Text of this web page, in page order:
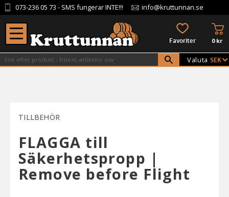
Meny
073-236 05 73 - SMS fungerar INTE!!! info@kruttunnan.se
FAVORITER 0kr
Valuta
TILLBEHÖR
FLAGGA till
Säkerhetspropp |
Remove before Flight